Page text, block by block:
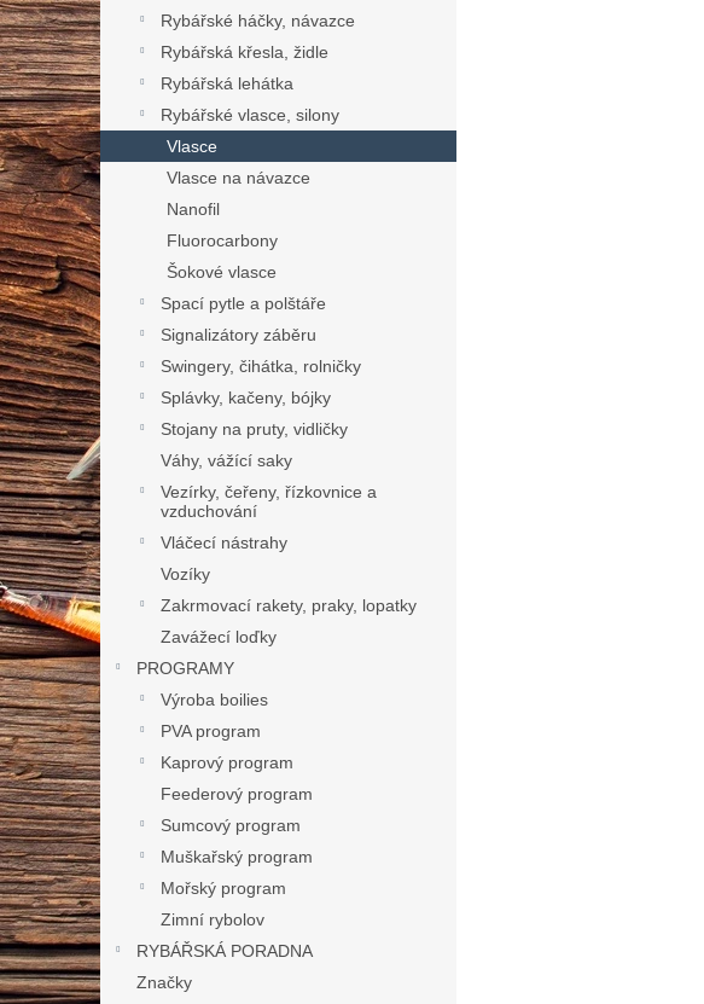
Rybářské háčky, návazce
Rybářská křesla, židle
Rybářská lehátka
Rybářské vlasce, silony
Vlasce
Vlasce na návazce
Nanofil
Fluorocarbony
Šokové vlasce
Spací pytle a polštáře
Signalizátory záběru
Swingery, čihátka, rolničky
Splávky, kačeny, bójky
Stojany na pruty, vidličky
Váhy, vážící saky
Vezírky, čeřeny, řízkovnice a
vzduchování
Vláčecí nástrahy
Vozíky
Zakrmovací rakety, praky, lopatky
Zavážecí loďky
PROGRAMY
Výroba boilies
PVA program
Kaprový program
Feederový program
Sumcový program
Muškařský program
Mořský program
Zimní rybolov
RYBÁŘSKÁ PORADNA
Značky